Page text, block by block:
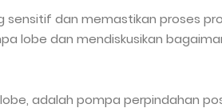
dan memastikan proses
lobe dan mendiskusikan
adalah pompa perpindahan